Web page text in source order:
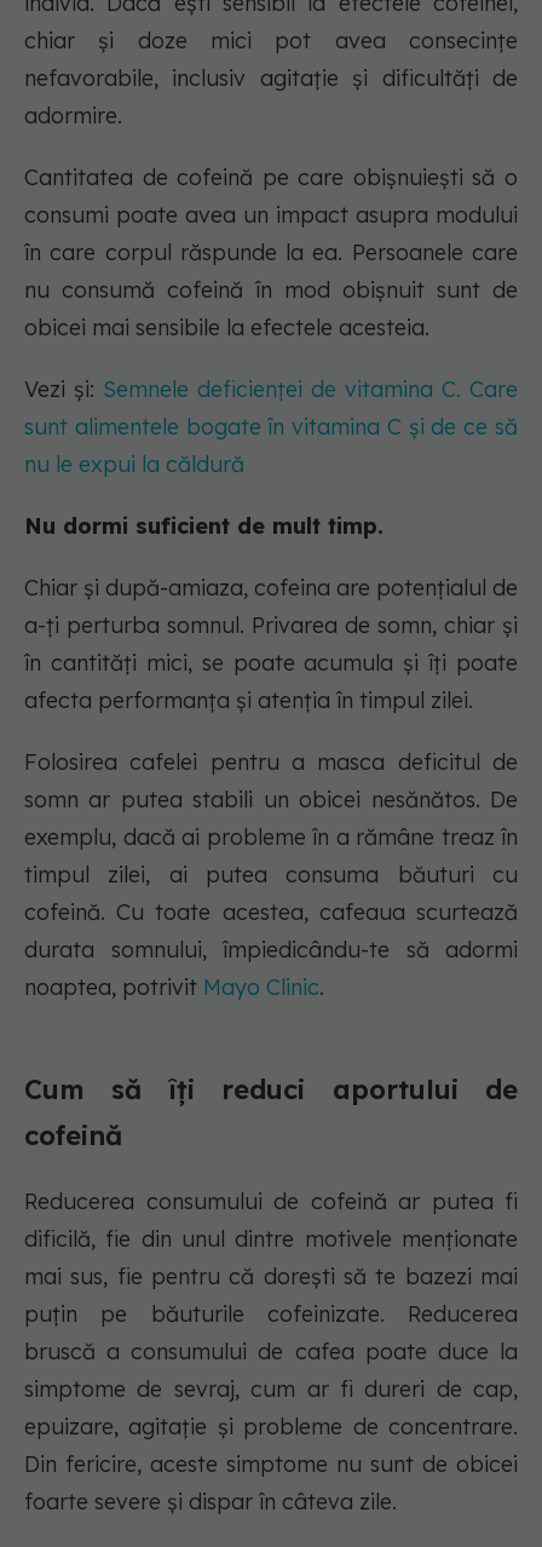
chiar și doze mici pot avea consecințe
nefavorabile, inclusiv agitație și dificultăți de
adormire.
Cantitatea de cofeină pe care obișnuiești să o
consumi poate avea un impact asupra modului
în care corpul răspunde la ea. Persoanele care
nu consumă cofeină în mod obișnuit sunt de
obicei mai sensibile la efectele acesteia.
Vezi și: Semnele deficienței de vitamina C. Care
sunt alimentele bogate în vitamina C și de ce să
nu le expui la căldură
Nu dormi suficient de mult timp.
Chiar și după-amiaza, cofeina are potențialul de
a-ți perturba somnul. Privarea de somn, chiar și
în cantități mici, se poate acumula și îți poate
afecta performanța și atenția în timpul zilei.
Folosirea cafelei pentru a masca deficitul de
somn ar putea stabili un obicei nesănătos. De
exemplu, dacă ai probleme în a rămâne treaz în
timpul zilei, ai putea consuma băuturi cu
cofeină. Cu toate acestea, cafeaua scurtează
durata somnului, împiedicându-te să adormi
noaptea, potrivit Mayo Clinic.
Cum să îți reduci aportului de
cofeină
Reducerea consumului de cofeină ar putea fi
dificilă, fie din unul dintre motivele menționate
mai sus, fie pentru că dorești să te bazezi mai
puțin pe băuturile cofeinizate. Reducerea
bruscă a consumului de cafea poate duce la
simptome de sevraj, cum ar fi dureri de cap,
epuizare, agitație și probleme de concentrare.
Din fericire, aceste simptome nu sunt de obicei
foarte severe și dispar în câteva zile.